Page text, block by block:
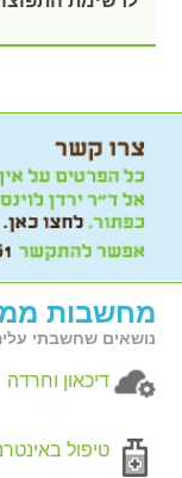
מחשבות
נושאים שחשבתי
דיכאון וחרדה
טיפול